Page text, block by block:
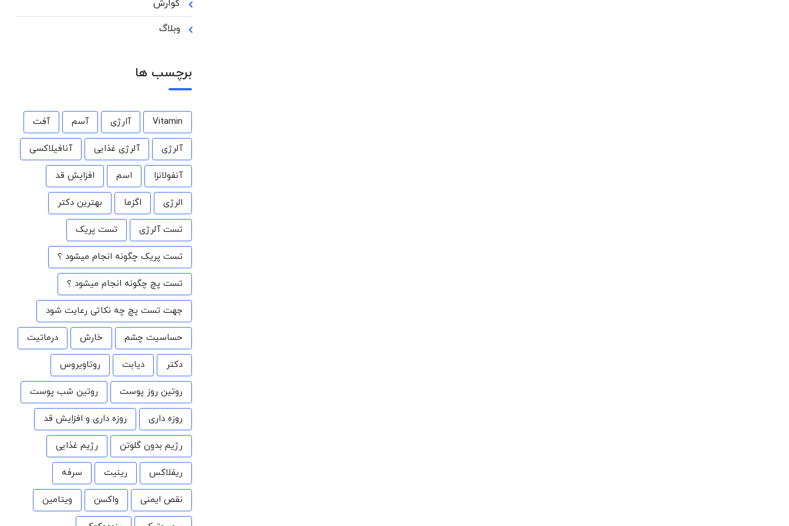
گوارش
وبلاگ
برچسب ها
Vitamin آارژی آسم آفت
آلرژی آلرژی غذایی آنافیلاکسی
آنفولانزا اسم افزایش قد
الرژی اگزما بهترین دکتر
تست آلرژی تست پریک
تست پریک چگونه انجام میشود ؟
تست پچ چگونه انجام میشود ؟
جهت تست پچ چه نکاتی رعایت شود
حساسیت چشم خارش درماتیت
دکتر دیابت روتاویروس
روتین روز پوست روتین شب پوست
روزه داری روزه داری و افزایش قد
رژیم بدون گلوتن رژیم غذایی
ریفلاکس رینیت سرفه
نقص ایمنی واکسن ویتامین